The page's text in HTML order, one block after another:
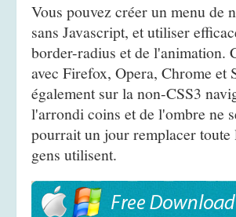
Vous pouvez créer un menu de
sans Javascript, et utiliser
border-radius et de l'animation.
avec Firefox, Opera, Chrome
également sur ​​la non-CSS3
l'arrondi coins et de l'ombre ne
pourrait un jour remplacer
gens utilisent.